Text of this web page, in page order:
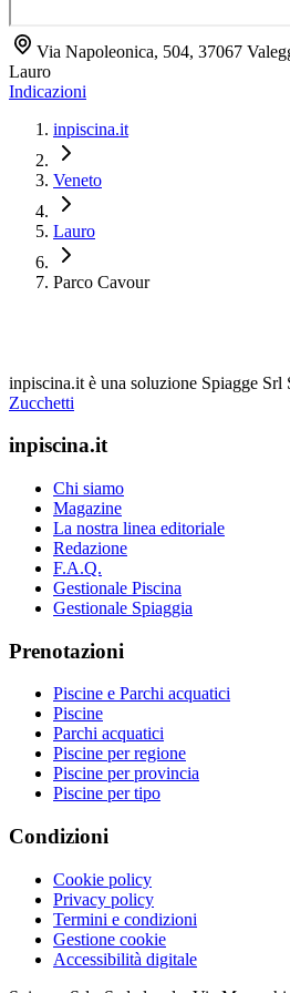
Via Napoleonica, 504, 37067
Lauro
Indicazioni
inpiscina.it
Veneto
Lauro
Parco Cavour
inpiscina.it è una soluzione Spiagge Srl
Zucchetti
inpiscina.it
Chi siamo
Magazine
La nostra linea editoriale
Redazione
F.A.Q.
Gestionale Piscina
Gestionale Spiaggia
Prenotazioni
Piscine e Parchi acquatici
Piscine
Parchi acquatici
Piscine per regione
Piscine per provincia
Piscine per tipo
Condizioni
Cookie policy
Privacy policy
Termini e condizioni
Gestione cookie
Accessibilità digitale